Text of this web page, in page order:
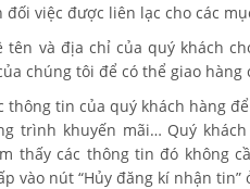
đối việc được liên lạc cho các
tên và địa chỉ của quý khách
chúng tôi để có thể giao hàng
thông tin của quý khách hàng
trình khuyến mãi… Quý
thấy các thông tin đó không
vào nút “Hủy đăng kí nhận